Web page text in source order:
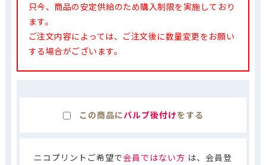
只今、商品の安定供給のため購入制限を実施しており
ます。
ご注文内容によっては、ご注文後に数量変更をお願い
する場合がございます。
この商品にバルブ後付けをする
ニコプリントご希望で会員ではない方 は、会員登